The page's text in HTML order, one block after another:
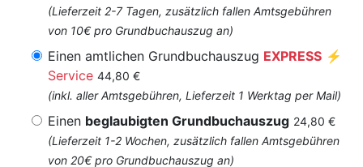
(Lieferzeit 2-7 Tagen, zusätzlich fallen Amtsgebühren
von 10€ pro Grundbuchauszug an)
Einen amtlichen Grundbuchauszug EXPRESS ⚡
Service 44,80 €
(inkl. aller Amtsgebühren, Lieferzeit 1 Werktag per Mail)
Einen beglaubigten Grundbuchauszug 24,80 €
(Lieferzeit 1-2 Wochen, zusätzlich fallen Amtsgebühren
von 20€ pro Grundbuchauszug an)